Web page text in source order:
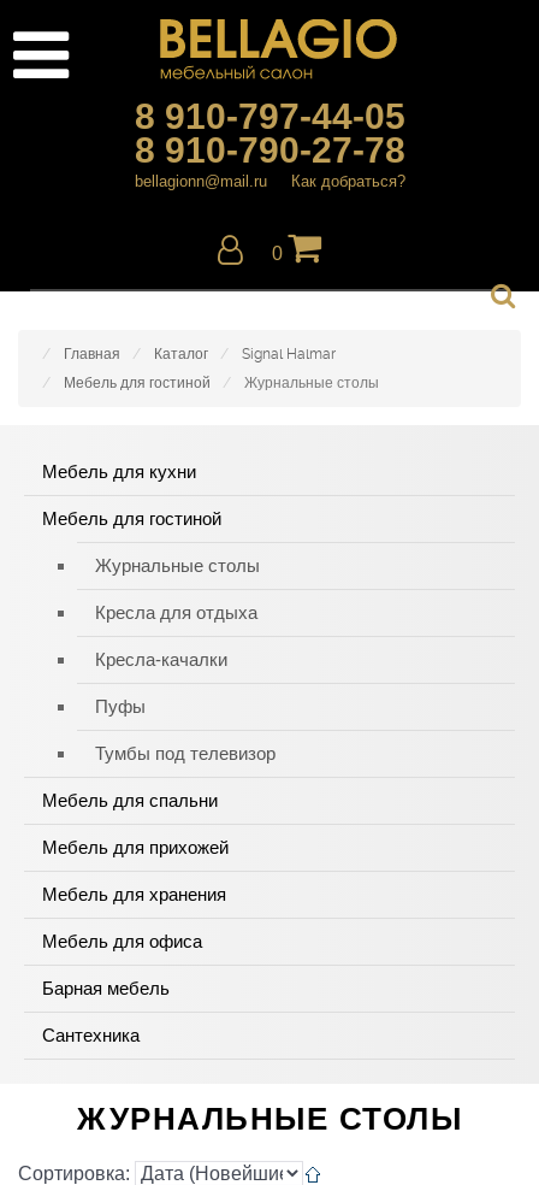
8 910-797-44-05
8 910-790-27-78
bellagionn@mail.ru Как добраться?
0
Главная Каталог
Signal Halmar
Мебель для гостиной
Журнальные столы
Мебель для кухни
Мебель для гостиной
Журнальные столы
Кресла для отдыха
Кресла-качалки
Пуфы
Тумбы под телевизор
Мебель для спальни
Мебель для прихожей
Мебель для хранения
Мебель для офиса
Барная мебель
Сантехника
ЖУРНАЛЬНЫЕ СТОЛЫ
Сортировка: